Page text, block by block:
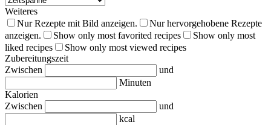
Weiteres
Nur Rezepte mit Bild anzeigen.
Nur hervorgehobene Rezepte
anzeigen.
Show only most favorited recipes
Show only most
liked recipes
Show only most viewed recipes
Zubereitungszeit
Zwischen
und
Minuten
Kalorien
Zwischen
und
kcal